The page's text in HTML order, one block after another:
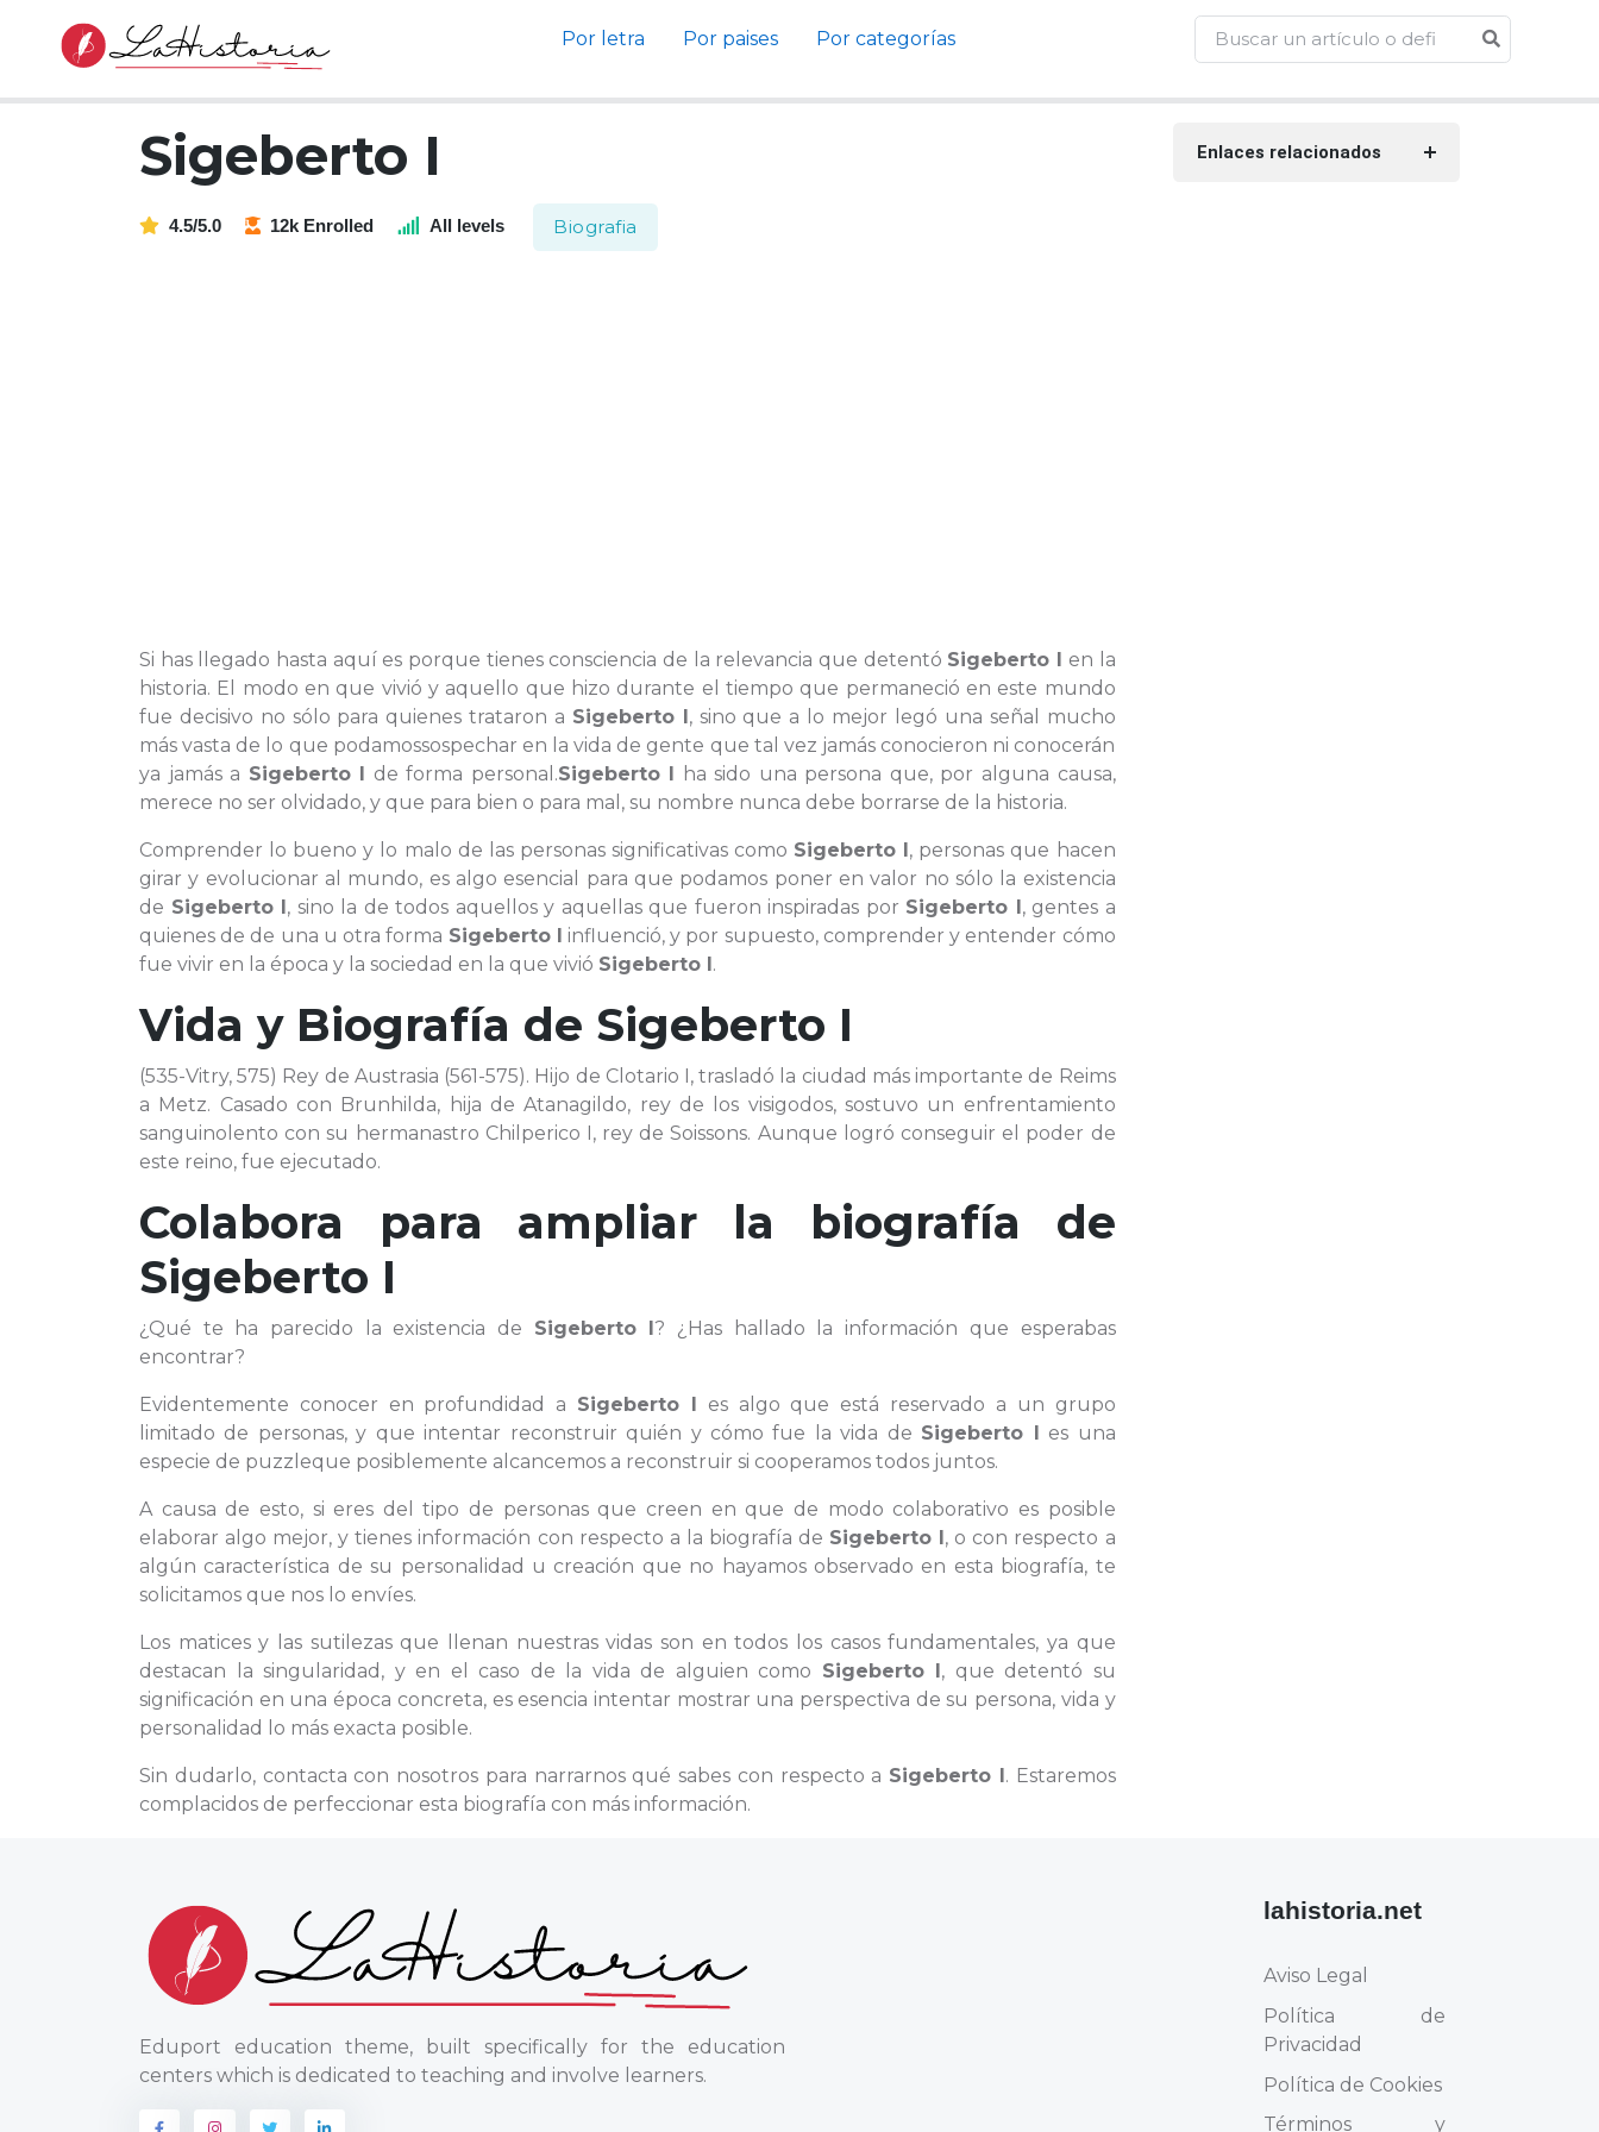
Por letra Por paises Por categorías
Sigeberto I
4.5/5.0 12k Enrolled All levels Biografia
Si has llegado hasta aquí es porque tienes consciencia de la relevancia que detentó Sigeberto I en la
historia. El modo en que vivió y aquello que hizo durante el tiempo que permaneció en este mundo
fue decisivo no sólo para quienes trataron a Sigeberto I, sino que a lo mejor legó una señal mucho
más vasta de lo que podamossospechar en la vida de gente que tal vez jamás conocieron ni conocerán
ya jamás a Sigeberto I de forma personal.Sigeberto I ha sido una persona que, por alguna causa,
merece no ser olvidado, y que para bien o para mal, su nombre nunca debe borrarse de la historia.
Comprender lo bueno y lo malo de las personas significativas como Sigeberto I, personas que hacen
girar y evolucionar al mundo, es algo esencial para que podamos poner en valor no sólo la existencia
de Sigeberto I, sino la de todos aquellos y aquellas que fueron inspiradas por Sigeberto I, gentes a
quienes de de una u otra forma Sigeberto I influenció, y por supuesto, comprender y entender cómo
fue vivir en la época y la sociedad en la que vivió Sigeberto I.
Vida y Biografía de Sigeberto I
(535-Vitry, 575) Rey de Austrasia (561-575). Hijo de Clotario I, trasladó la ciudad más importante de Reims
a Metz. Casado con Brunhilda, hija de Atanagildo, rey de los visigodos, sostuvo un enfrentamiento
sanguinolento con su hermanastro Chilperico I, rey de Soissons. Aunque logró conseguir el poder de
este reino, fue ejecutado.
Colabora para ampliar la biografía de
Sigeberto I
¿Qué te ha parecido la existencia de Sigeberto I? ¿Has hallado la información que esperabas
encontrar?
Evidentemente conocer en profundidad a Sigeberto I es algo que está reservado a un grupo
limitado de personas, y que intentar reconstruir quién y cómo fue la vida de Sigeberto I es una
especie de puzzleque posiblemente alcancemos a reconstruir si cooperamos todos juntos.
A causa de esto, si eres del tipo de personas que creen en que de modo colaborativo es posible
elaborar algo mejor, y tienes información con respecto a la biografía de Sigeberto I, o con respecto a
algún característica de su personalidad u creación que no hayamos observado en esta biografía, te
solicitamos que nos lo envíes.
Los matices y las sutilezas que llenan nuestras vidas son en todos los casos fundamentales, ya que
destacan la singularidad, y en el caso de la vida de alguien como Sigeberto I, que detentó su
significación en una época concreta, es esencia intentar mostrar una perspectiva de su persona, vida y
personalidad lo más exacta posible.
Sin dudarlo, contacta con nosotros para narrarnos qué sabes con respecto a Sigeberto I. Estaremos
complacidos de perfeccionar esta biografía con más información.
Enlaces relacionados
Eduport education theme, built specifically for the education
centers which is dedicated to teaching and involve learners.
lahistoria.net
Aviso Legal
Política de
Privacidad
Política de Cookies
Términos y